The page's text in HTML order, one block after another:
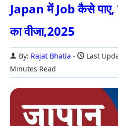
Japan में Job कैसे पाए,
का वीजा,2025
By: Rajat Bhatia Last
Minutes Read